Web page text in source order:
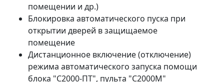
помещении и др.)
Блокировка автоматического пуска при
открытии дверей в защищаемое
помещение
Дистанционное включение (отключение)
режима автоматического запуска помощи
блока "С2000-ПТ", пульта "С2000М"